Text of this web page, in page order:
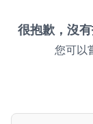
很抱歉，沒
您可以